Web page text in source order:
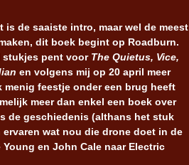
is de saaiste intro, maar wel de meest
dit boek begint op Roadburn.
stukjes pent voor The Quietus, Vice,
en volgens mij op 20 april meer
feestje onder een brug heeft
meer dan enkel een boek over
de geschiedenis (althans het stuk
wat nou die drone doet in de
en John Cale naar Electric